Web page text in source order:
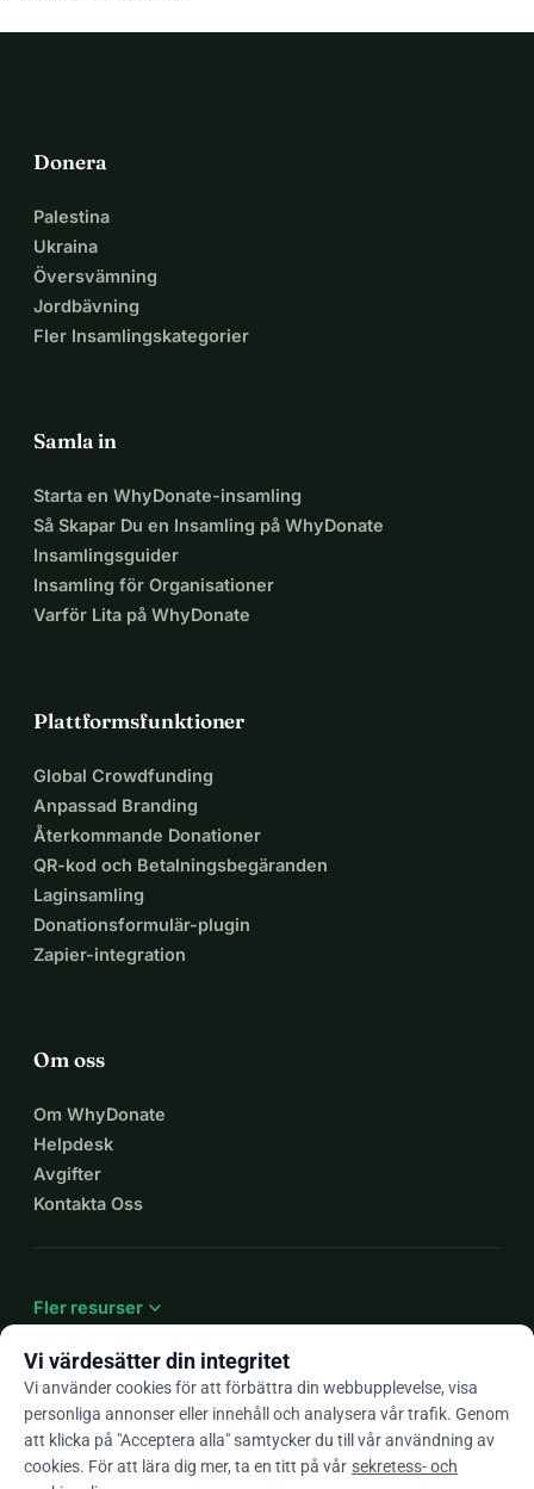
Donera
Palestina
Ukraina
Översvämning
Jordbävning
Fler Insamlingskategorier
Samla in
Starta en WhyDonate-insamling
Så Skapar Du en Insamling på WhyDonate
Insamlingsguider
Insamling för Organisationer
Varför Lita på WhyDonate
Plattformsfunktioner
Global Crowdfunding
Anpassad Branding
Återkommande Donationer
QR-kod och Betalningsbegäranden
Laginsamling
Donationsformulär-plugin
Zapier-integration
Om oss
Om WhyDonate
Helpdesk
Avgifter
Kontakta Oss
Fler resurser expand_more
Sv arrow_drop_down
★★★★★4,9 / 5 baserat på 500+ omdömen
Vi värdesätter din integritet
Vi använder cookies för att förbättra din webbupplevelse, visa
personliga annonser eller innehåll och analysera vår trafik. Genom
att klicka på "Acceptera alla" samtycker du till vår användning av
cookies. För att lära dig mer, ta en titt på vår sekretess- och